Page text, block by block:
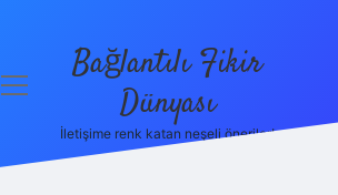
menüyü
Bağlantılı Fikir
Dünyası
İletişime renk katan neşeli öneriler!